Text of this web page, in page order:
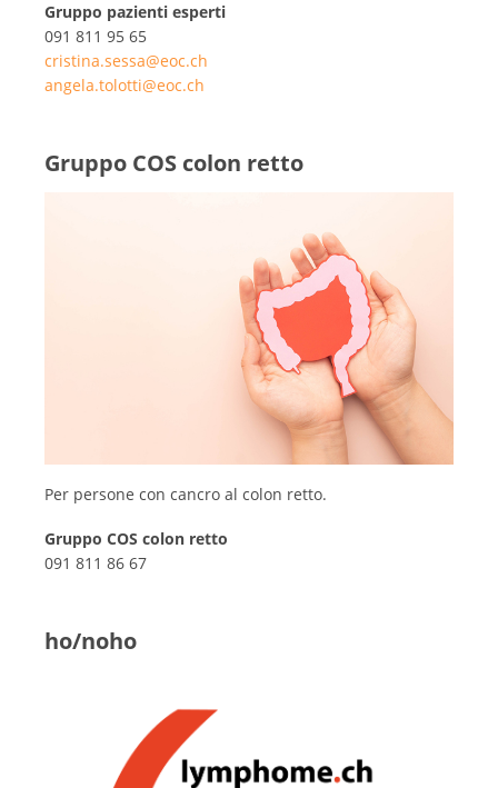
Gruppo pazienti esperti
091 811 95 65
cristina.sessa@eoc.ch
angela.tolotti@eoc.ch
Gruppo COS colon retto
Per persone con cancro al colon retto.
Gruppo COS colon retto
091 811 86 67
ho/noho